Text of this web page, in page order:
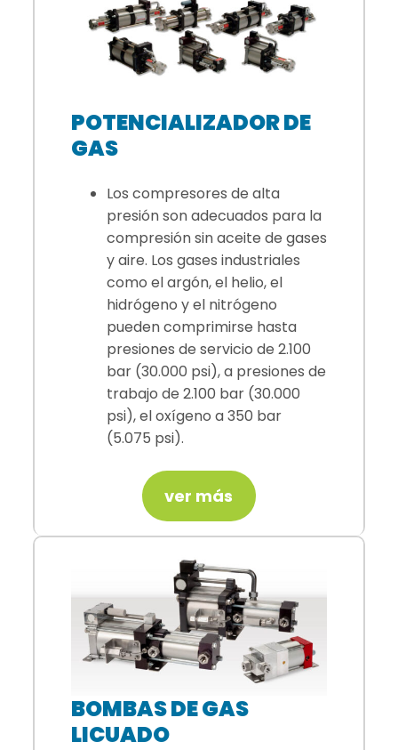
POTENCIALIZADOR DE
GAS
Los compresores de alta
presión son adecuados para la
compresión sin aceite de gases
y aire. Los gases industriales
como el argón, el helio, el
hidrógeno y el nitrógeno
pueden comprimirse hasta
presiones de servicio de 2.100
bar (30.000 psi), a presiones de
trabajo de 2.100 bar (30.000
psi), el oxígeno a 350 bar
(5.075 psi).
ver más
BOMBAS DE GAS
LICUADO